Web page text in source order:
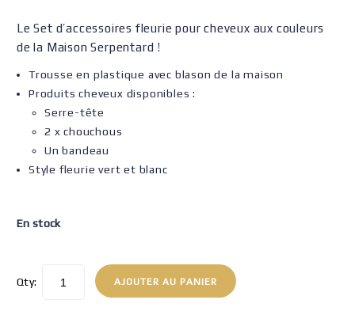
Le Set d’accessoires fleurie pour cheveux aux couleurs
de la Maison Serpentard !
Trousse en plastique avec blason de la maison
Produits cheveux disponibles :
Serre-tête
2 x chouchous
Un bandeau
Style fleurie vert et blanc
En stock
Qty: AJOUTER AU PANIER